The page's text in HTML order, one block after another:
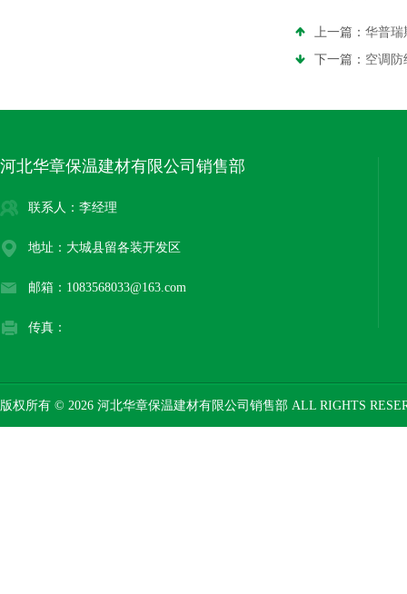
上一篇： 华普瑞
下一篇： 空调防
河北华章保温建材有限公司销售部
联系人：李经理
地址：大城县留各装开发区
邮箱：1083568033@163.com
传真：
版权所有 © 2026 河北华章保温建材有限公司销售部 ALL RIGHTS